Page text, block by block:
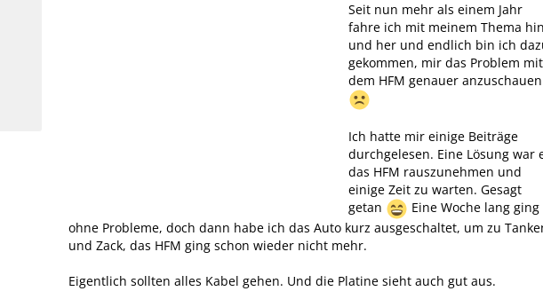
Seit nun mehr als einem Jahr
fahre ich mit meinem Thema
und her und endlich bin ich
gekommen, mir das Problem mit
dem HFM genauer
Ich hatte mir einige Beiträge
durchgelesen. Eine Lösung war
das HFM rauszunehmen und
einige Zeit zu warten. Gesagt
getan
Eine Woche lang ging
ohne Probleme, doch dann habe ich das Auto kurz ausgeschaltet, um zu
und Zack, das HFM ging schon wieder nicht mehr.
Eigentlich sollten alles Kabel gehen. Und die Platine sieht auch gut aus.